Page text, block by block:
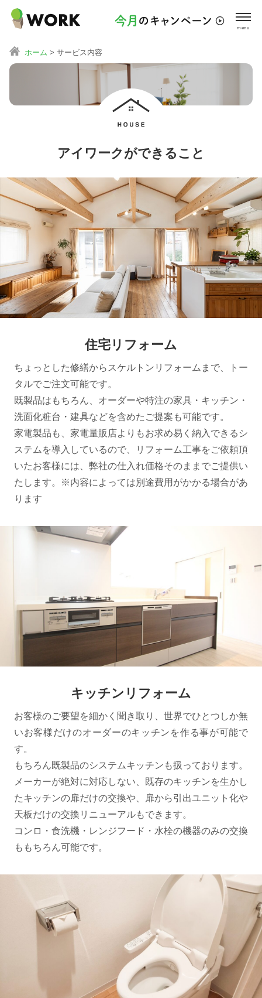
ホーム > サービス内容
アイワークができること
住宅リフォーム
ちょっとした修繕からスケルトンリフォームまで、トー
タルでご注文可能です。
既製品はもちろん、オーダーや特注の家具・キッチン・
洗面化粧台・建具などを含めたご提案も可能です。
家電製品も、家電量販店よりもお求め易く納入できるシ
ステムを導入しているので、リフォーム工事をご依頼頂
いたお客様には、弊社の仕入れ価格そのままでご提供い
たします。※内容によっては別途費用がかかる場合があ
ります
キッチンリフォーム
お客様のご要望を細かく聞き取り、世界でひとつしか無
いお客様だけのオーダーのキッチンを作る事が可能で
す。
もちろん既製品のシステムキッチンも扱っております。
メーカーが絶対に対応しない、既存のキッチンを生かし
たキッチンの扉だけの交換や、扉から引出ユニット化や
天板だけの交換リニューアルもできます。
コンロ・食洗機・レンジフード・水栓の機器のみの交換
ももちろん可能です。